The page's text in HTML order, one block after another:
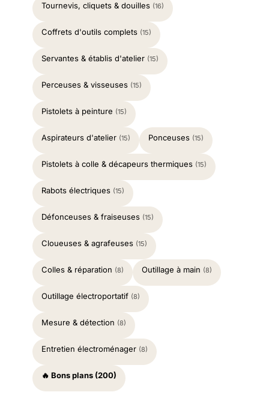
Tournevis, cliquets & douilles (16)
Coffrets d'outils complets (15)
Servantes & établis d'atelier (15)
Perceuses & visseuses (15)
Pistolets à peinture (15)
Aspirateurs d'atelier (15) Ponceuses (15)
Pistolets à colle & décapeurs thermiques (15)
Rabots électriques (15)
Défonceuses & fraiseuses (15)
Cloueuses & agrafeuses (15)
Colles & réparation (8) Outillage à main (8)
Outillage électroportatif (8)
Mesure & détection (8)
Entretien électroménager (8)
🔥 Bons plans (200)